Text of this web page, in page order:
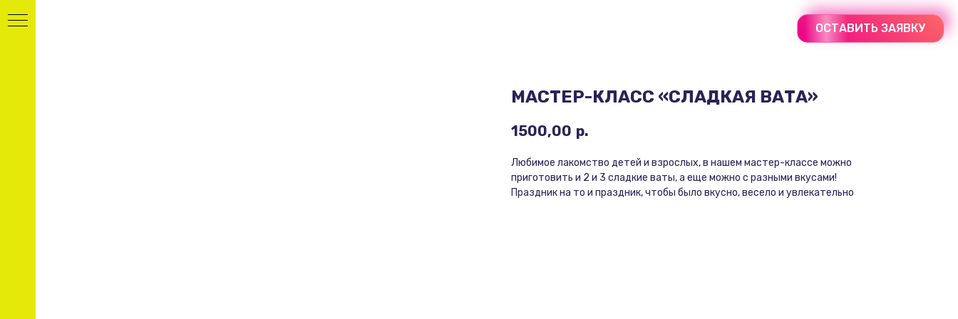
ОСТАВИТЬ ЗАЯВКУ
МАСТЕР-КЛАСС «СЛАДКАЯ ВАТА»
1500,00 р.
Любимое лакомство детей и взрослых, в нашем мастер-классе можно
приготовить и 2 и 3 сладкие ваты, а еще можно с разными вкусами!
Праздник на то и праздник, чтобы было вкусно, весело и увлекательно